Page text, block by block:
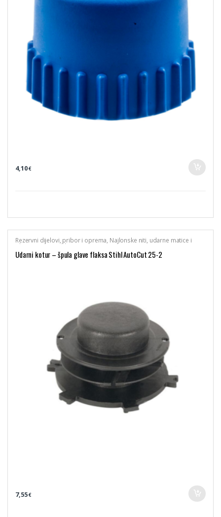
4,10€
Rezervni dijelovi, pribor i oprema, Najlonske niti, udarne matice i
glave trimera Stihl
Udarni kotur – špula glave flaksa Stihl AutoCut 25-2
7,55€